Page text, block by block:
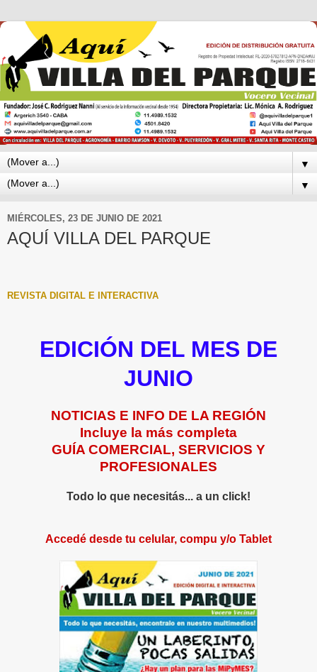
▼
▼
MIÉRCOLES, 23 DE JUNIO DE 2021
AQUÍ VILLA DEL PARQUE
REVISTA DIGITAL E INTERACTIVA
EDICIÓN DEL MES DE
JUNIO
NOTICIAS E INFO DE LA REGIÓN
Incluye la más completa
GUÍA COMERCIAL, SERVICIOS Y
PROFESIONALES
Todo lo que necesitás... a un click!
Accedé desde tu celular, compu y/o Tablet